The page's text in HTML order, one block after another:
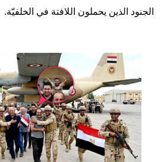
الجنود الذين يحملون اللافتة في الخلفيّة.